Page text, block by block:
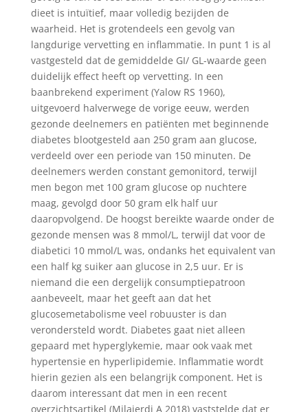
dieet is intuïtief, maar volledig bezijden de
waarheid. Het is grotendeels een gevolg van
langdurige vervetting en inflammatie. In punt 1 is al
vastgesteld dat de gemiddelde GI/ GL-waarde geen
duidelijk effect heeft op vervetting. In een
baanbrekend experiment (Yalow RS 1960),
uitgevoerd halverwege de vorige eeuw, werden
gezonde deelnemers en patiënten met beginnende
diabetes blootgesteld aan 250 gram aan glucose,
verdeeld over een periode van 150 minuten. De
deelnemers werden constant gemonitord, terwijl
men begon met 100 gram glucose op nuchtere
maag, gevolgd door 50 gram elk half uur
daaropvolgend. De hoogst bereikte waarde onder de
gezonde mensen was 8 mmol/L, terwijl dat voor de
diabetici 10 mmol/L was, ondanks het equivalent van
een half kg suiker aan glucose in 2,5 uur. Er is
niemand die een dergelijk consumptiepatroon
aanbeveelt, maar het geeft aan dat het
glucosemetabolisme veel robuuster is dan
verondersteld wordt. Diabetes gaat niet alleen
gepaard met hyperglykemie, maar ook vaak met
hypertensie en hyperlipidemie. Inflammatie wordt
hierin gezien als een belangrijk component. Het is
daarom interessant dat men in een recent
overzichtsartikel (Milajerdi A 2018) vaststelde dat er